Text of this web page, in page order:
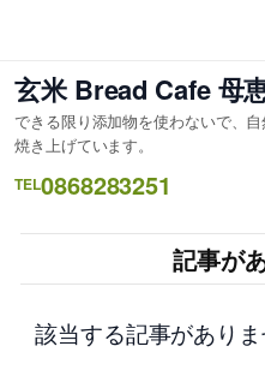
を
ス
キ
ッ
プ
玄米 Bread Cafe 母
できる限り添加物を使わないで、
焼き上げています。
TEL0868283251
記事が
該当する記事がありま